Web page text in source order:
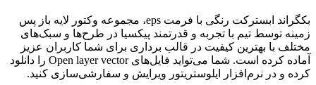
بکگراند ابسترکت رنگی با فرمت eps، مجموعه وکتور لایه باز پس
زمینه توسط تیم با تجربه و قدرتمند پیکسیا در طرح‌ها و سبک‌های
مختلف با بهترین کیفیت در قالب برداری برای شما کاربران عزیز
آماده کرده است. شما می‌تواید فایل‌های Open layer vector را دانلود
کرده و در نرم‌افزار ایلوستریتور ویرایش و سفارشی‌سازی کنید.